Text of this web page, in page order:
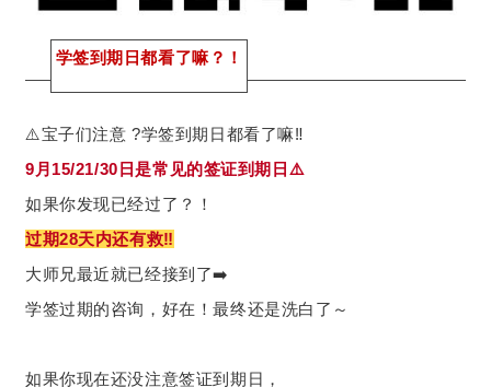
学签到期日都看了嘛？！
⚠️宝子们注意 ?学签到期日都看了嘛‼️
9月15/21/30日是常见的签证到期日⚠️
如果你发现已经过了？！
过期28天内还有救‼️
大师兄最近就已经接到了➡️
学签过期的咨询，好在！最终还是洗白了～
如果你现在还没注意签证到期日，